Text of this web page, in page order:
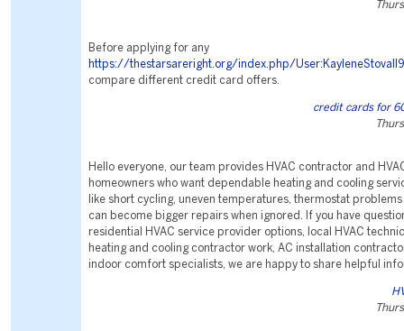
Before applying for any
https://thestarsareright.org/index.php/User:KayleneStovall9
compare different credit card offers.
credit cards for
Hello everyone, our team provides HVAC contractor and
homeowners who want dependable heating and cooling
like short cycling, uneven temperatures, thermostat
can become bigger repairs when ignored. If you have
residential HVAC service provider options, local HVAC
heating and cooling contractor work, AC installation
indoor comfort specialists, we are happy to share helpful